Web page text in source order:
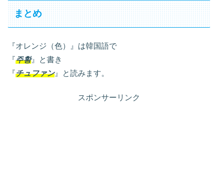
まとめ
『オレンジ（色）』は韓国語で
『주황』と書き
『チュファン』と読みます。
スポンサーリンク